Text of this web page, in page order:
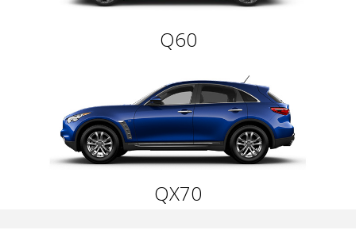
Q60
QX70